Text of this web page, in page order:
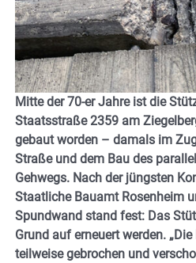
Mitte der 70-er Jahre ist die
Staatsstraße 2359 am
gebaut worden – damals im
Straße und dem Bau des
Gehwegs. Nach der jüngsten
Staatliche Bauamt Rosenheim
Spundwand stand fest: Das
Grund auf erneuert werden.
teilweise gebrochen und